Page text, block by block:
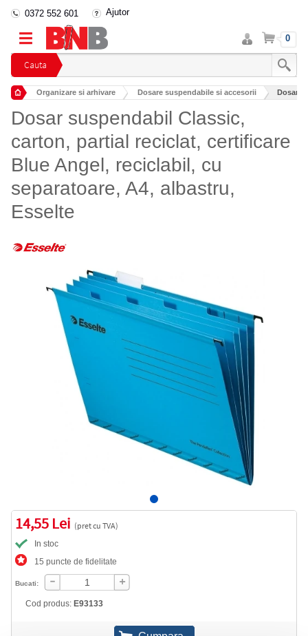
Cauta
0372 552 601 Ajutor
Intra
in
cont
Cos 0
Organizare si arhivare Dosare suspendabile si accesorii Dosar
Dosar suspendabil Classic,
carton, partial reciclat, certificare
Blue Angel, reciclabil, cu
separatoare, A4, albastru,
Esselte
14,55 Lei (pret cu TVA)
In stoc
15 puncte de fidelitate
Bucati:
Cod produs: E93133